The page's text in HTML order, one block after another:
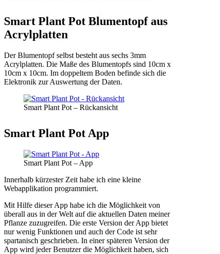
Smart Plant Pot Blumentopf aus
Acrylplatten
Der Blumentopf selbst besteht aus sechs 3mm
Acrylplatten. Die Maße des Blumentopfs sind 10cm x
10cm x 10cm. Im doppeltem Boden befinde sich die
Elektronik zur Auswertung der Daten.
Smart Plant Pot – Rückansicht
Smart Plant Pot App
Smart Plant Pot – App
Innerhalb kürzester Zeit habe ich eine kleine
Webapplikation programmiert.
Mit Hilfe dieser App habe ich die Möglichkeit von
überall aus in der Welt auf die aktuellen Daten meiner
Pflanze zuzugreifen. Die erste Version der App bietet
nur wenig Funktionen und auch der Code ist sehr
spartanisch geschrieben. In einer späteren Version der
App wird jeder Benutzer die Möglichkeit haben, sich